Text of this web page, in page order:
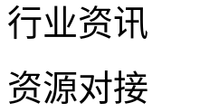
行业资讯
资源对接